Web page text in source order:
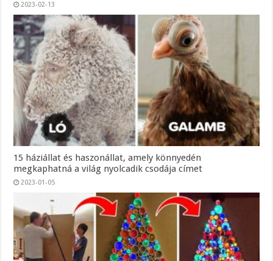
2023-02-13
15 háziállat és haszonállat, amely könnyedén
megkaphatná a világ nyolcadik csodája címet
2023-01-05